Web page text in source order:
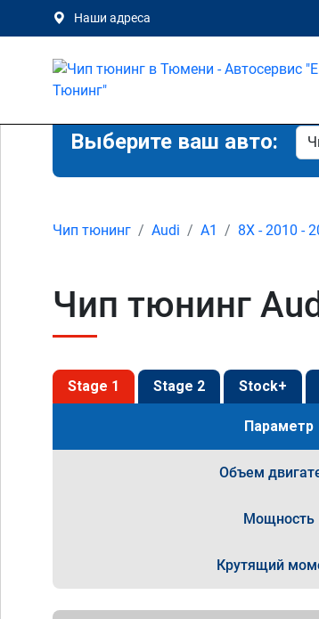
Наши адреса
Выберите ваш авто:
Чип тюнинг Audi A1 8X - 2010 -
Чип тюнинг
Stage 1 Stage 2 Stock+
Параметр
Объем
Мощность
Крутящий